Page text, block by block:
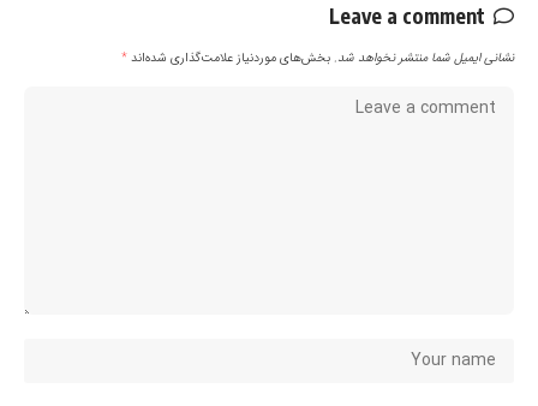
Leave a comment
نشانی ایمیل شما منتشر نخواهد شد. بخش‌های موردنیاز علامت‌گذاری شده‌اند*